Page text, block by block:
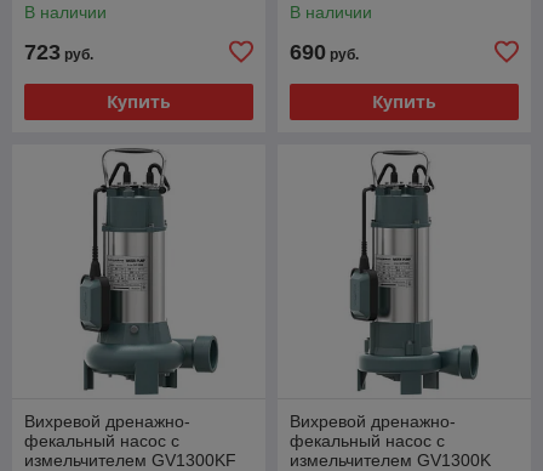
В наличии
723 руб.
Купить
В наличии
690 руб.
Купить
Вихревой дренажно-
фекальный насос с
измельчителем GV1300KF
Вихревой дренажно-
фекальный насос с
измельчителем GV1300K